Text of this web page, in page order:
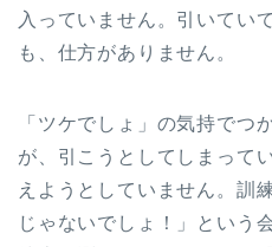
入っていません。引いてい
も、仕方がありません。
「ツケでしょ」の気持でつ
が、引こうとしてしまって
えようとしていません。訓
じゃないでしょ！」という